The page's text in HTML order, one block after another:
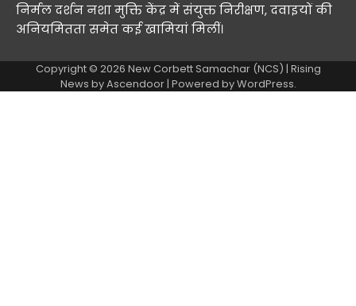
निर्मल दर्शन नशा मुक्ति केंद्र में संयुक्त निरीक्षण, दवाइयों की
अनियमितता समेत कई खामियां मिलीं।
Copyright © 2026 New Corbett Samachar (NCS) | Rising
News byAscendoor| Powered byWordPress.